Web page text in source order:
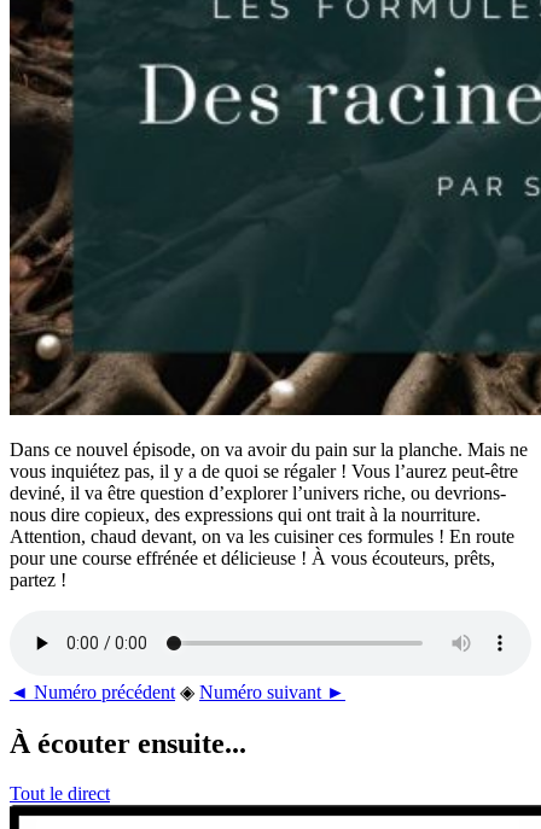
Dans ce nouvel épisode, on va avoir du pain sur la planche. Mais ne
vous inquiétez pas, il y a de quoi se régaler ! Vous l’aurez peut-être
deviné, il va être question d’explorer l’univers riche, ou devrions-
nous dire copieux, des expressions qui ont trait à la nourriture.
Attention, chaud devant, on va les cuisiner ces formules ! En route
pour une course effrénée et délicieuse ! À vous écouteurs, prêts,
partez !
◄ Numéro précédent ◈ Numéro suivant ►
À écouter ensuite...
Tout le direct